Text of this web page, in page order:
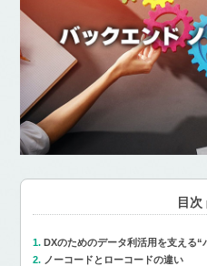
目次
DXのためのデータ利活用を支える
ノーコードとローコードの違い